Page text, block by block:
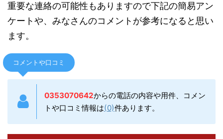
重要な連絡の可能性もありますので下記の簡易アン
ケートや、みなさんのコメントが参考になると思い
ます。
コメントや口コミ
0353070642からの電話の内容や用件、コメン
トや口コミ情報は(0)件あります。